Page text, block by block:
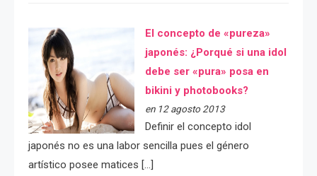
El concepto de «pureza»
japonés: ¿Porqué si una idol
debe ser «pura» posa en
bikini y photobooks?
en 12 agosto 2013
Definir el concepto idol
japonés no es una labor sencilla pues el género
artístico posee matices […]